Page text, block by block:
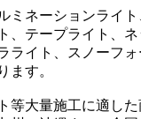
ミネーションライ
、テープライト、
ライト、スノーフ
ます。
等大量施工に適し